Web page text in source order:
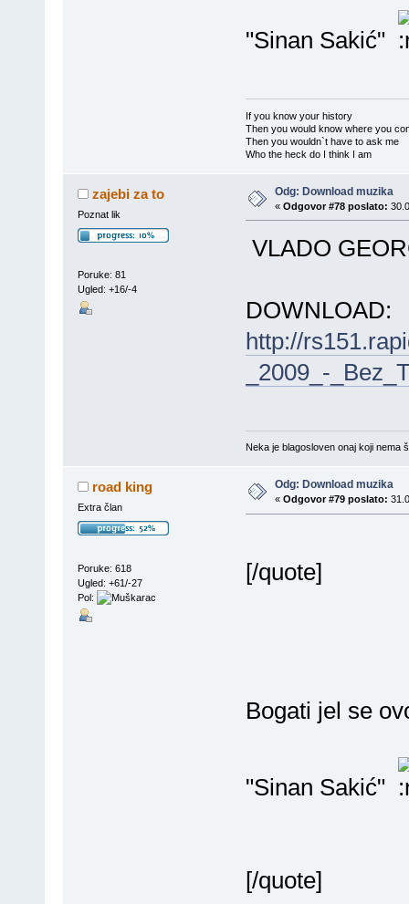
"Sinan Sakić"
If you know your history
Then you would know where you
Then you wouldn`t have to ask me
Who the heck do I think I am
zajebi za to
Poznat lik
Poruke: 81
Ugled: +16/-4
Odg: Download muzika
« Odgovor #78 poslato:
VLADO
DOWNLOAD:
http://
_2009_-
Neka je blagosloven onaj koji nema
road king
Extra član
Poruke: 618
Ugled: +61/-27
Pol:
Odg: Download muzika
« Odgovor #79 poslato:
[/quote]
Bogati jel se
"Sinan Sakić"
[/quote]